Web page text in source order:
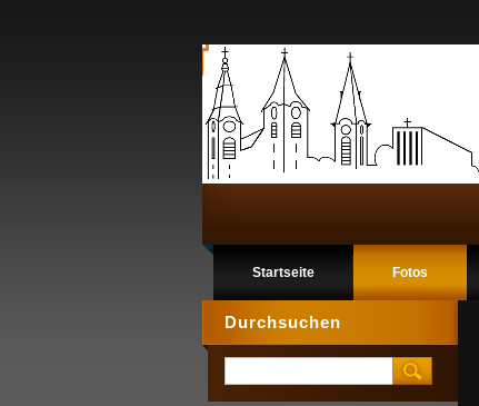
Startseite Fotos
Durchsuchen